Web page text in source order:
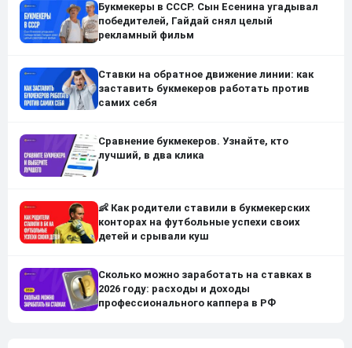
Букмекеры в СССР. Сын Есенина угадывал
победителей, Гайдай снял целый
рекламный фильм
Ставки на обратное движение линии: как
заставить букмекеров работать против
самих себя
Сравнение букмекеров. Узнайте, кто
лучший, в два клика
👶 Как родители ставили в букмекерских
конторах на футбольные успехи своих
детей и срывали куш
Сколько можно заработать на ставках в
2026 году: расходы и доходы
профессионального каппера в РФ